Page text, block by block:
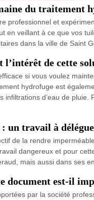
du traitement
professionnel et
en veillant à ce que vos
dans la ville de Saint
de cette
si vous voulez
hydrofuge est
d’eau de
un travail à
de la rendre
dangereux et pour
mais aussi dans ses
document est-il
par la société